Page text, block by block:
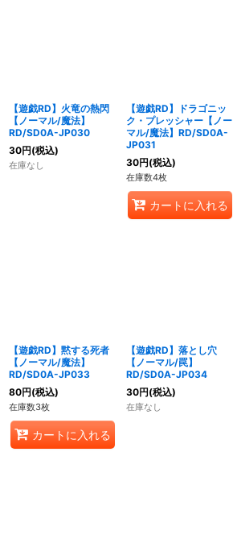
【遊戯RD】火竜の熱閃
【ノーマル/魔法】
RD/SD0A-JP030
30円(税込)
在庫なし
【遊戯RD】ドラゴニッ
ク・プレッシャー【ノー
マル/魔法】RD/SD0A-
JP031
30円(税込)
在庫数4枚
カートに入れる
【遊戯RD】黙する死者
【ノーマル/魔法】
RD/SD0A-JP033
80円(税込)
在庫数3枚
カートに入れる
【遊戯RD】落とし穴
【ノーマル/罠】
RD/SD0A-JP034
30円(税込)
在庫なし